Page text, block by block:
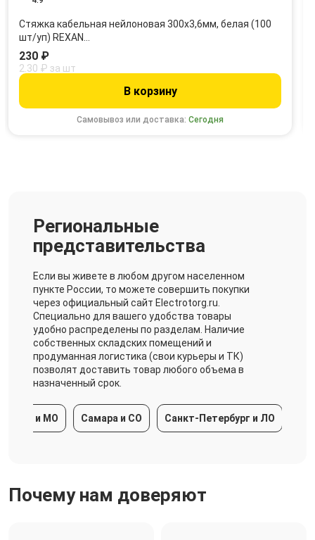
Стяжка кабельная нейлоновая 300x3,6мм, белая (100
шт/уп) REXAN…
Самовывоз или доставка:Сегодня
230 ₽
2.30 ₽ за шт
В корзину
Региональные
представительства
Если вы живете в любом другом населенном
пункте России, то можете совершить покупки
через официальный сайт Electrotorg.ru.
Специально для вашего удобства товары
удобно распределены по разделам. Наличие
собственных складских помещений и
продуманная логистика (свои курьеры и ТК)
позволят доставить товар любого объема в
назначенный срок.
и МО Самара и СО Санкт-Петербург и ЛО
Почему нам доверяют